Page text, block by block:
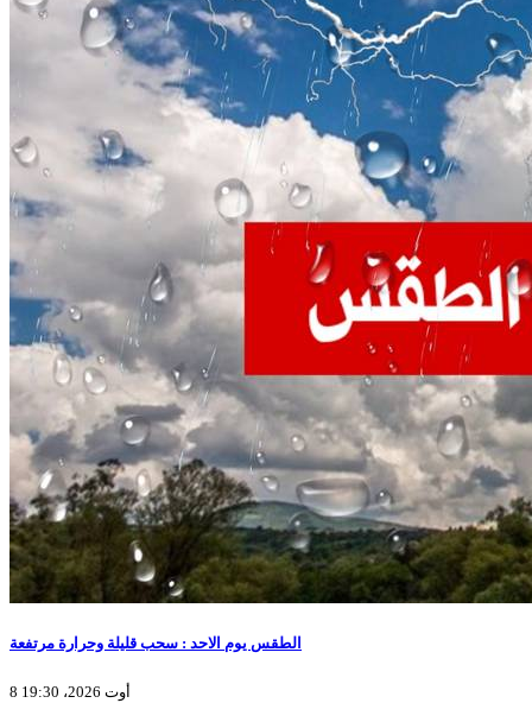
الطقس يوم الاحد : سحب قليلة وحرارة مرتفعة
8 أوت 2026، 19:30